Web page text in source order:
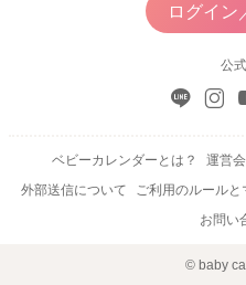
ログイン
公
ベビーカレンダーとは？ 運営
外部送信について
ご利用のルールと
お問い
© baby